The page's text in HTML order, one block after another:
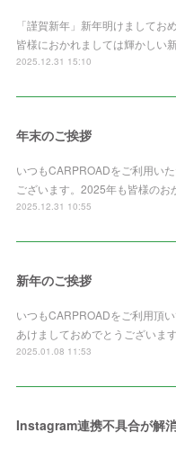
「謹賀新年」新年明けましてお
皆様におかれましては輝かしい
2025.12.31 15:10
年末のご挨拶
いつもCARPROADをご利用い
ございます。2025年も皆様のお
2025.12.31 10:55
新年のご挨拶
いつもCARPROADをご利用頂
あけましておめでとうございま
2025.01.08 11:53
Instagram連携不具合が解消